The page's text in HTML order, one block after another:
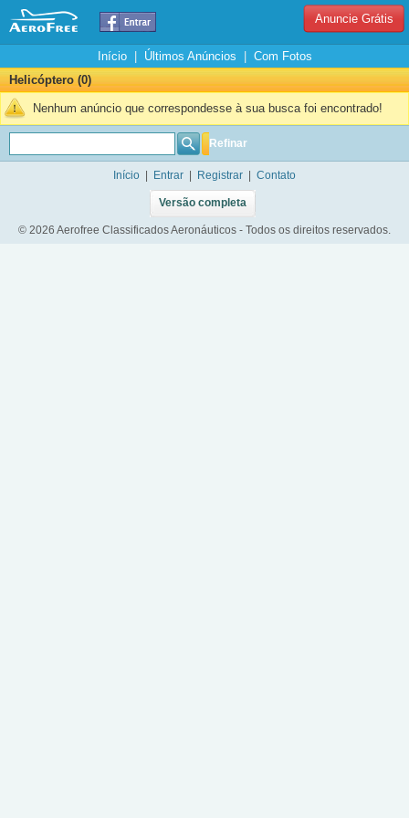
Anuncie Grátis
Início| Últimos Anúncios
Com Fotos
Helicóptero (0)
Nenhum anúncio que correspondesse à sua busca foi encontrado!
Refinar
Início Entrar Registrar Contato
Versão completa
© 2026 Aerofree Classificados Aeronáuticos - Todos os direitos reservados.